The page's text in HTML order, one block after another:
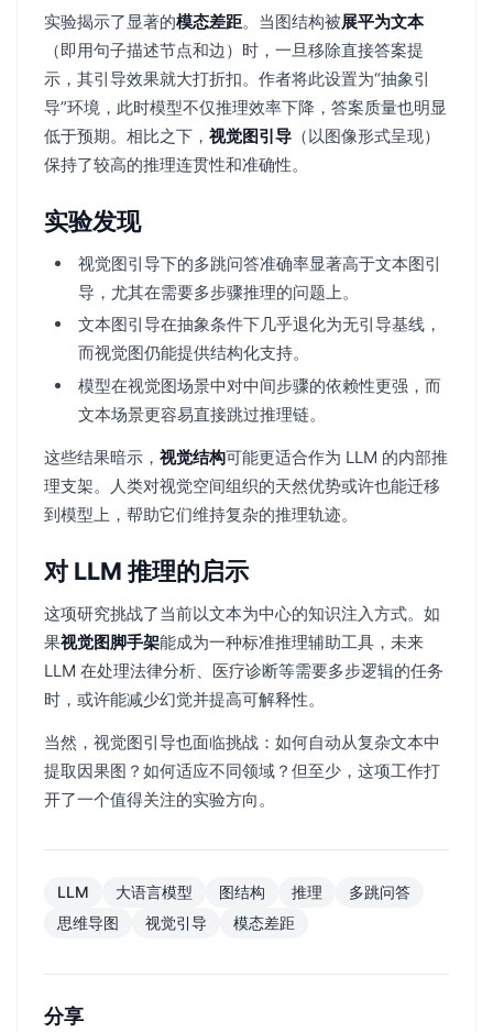
实验揭示了显著的模态差距。当图结构被展平为文本
（即用句子描述节点和边）时，一旦移除直接答案提
示，其引导效果就大打折扣。作者将此设置为“抽象引
导”环境，此时模型不仅推理效率下降，答案质量也明显
低于预期。相比之下， 视觉图引导 （以图像形式呈现）
保持了较高的推理连贯性和准确性。
实验发现
视觉图引导下的多跳问答准确率显著高于文本图引
导，尤其在需要多步骤推理的问题上。
文本图引导在抽象条件下几乎退化为无引导基线，
而视觉图仍能提供结构化支持。
模型在视觉图场景中对中间步骤的依赖性更强，而
文本场景更容易直接跳过推理链。
这些结果暗示， 视觉结构可能更适合作为 LLM 的内部推
理支架。人类对视觉空间组织的天然优势或许也能迁移
到模型上，帮助它们维持复杂的推理轨迹。
对 LLM 推理的启示
这项研究挑战了当前以文本为中心的知识注入方式。如
果视觉图脚手架能成为一种标准推理辅助工具，未来
LLM 在处理法律分析、医疗诊断等需要多步逻辑的任务
时，或许能减少幻觉并提高可解释性。
当然，视觉图引导也面临挑战：如何自动从复杂文本中
提取因果图？如何适应不同领域？但至少，这项工作打
开了一个值得关注的实验方向。
LLM 大语言模型 图结构 推理
多跳问答
思维导图
视觉引导 模态差距
分享